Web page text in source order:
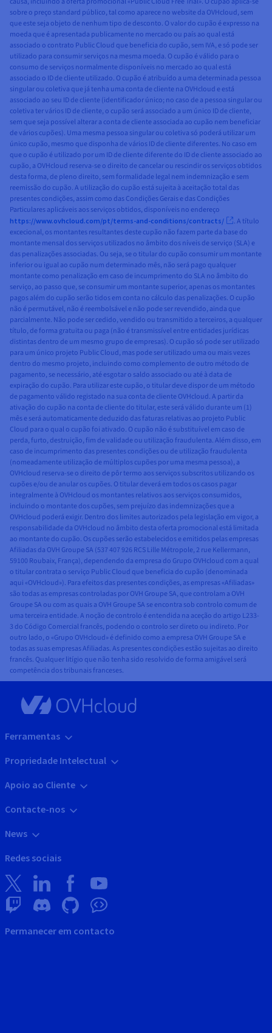
sobre o preço standard público, tal como aparece no website da OVHcloud, sem
que este seja objeto de nenhum tipo de desconto. O valor do cupão é expresso na
moeda que é apresentada publicamente no mercado ou país ao qual está
associado o contrato Public Cloud que beneficia do cupão, sem IVA, e só pode ser
utilizado para consumir serviços na mesma moeda. O cupão é válido para o
consumo de serviços normalmente disponíveis no mercado ao qual está
associado o ID de cliente utilizado. O cupão é atribuído a uma determinada pessoa
singular ou coletiva que já tenha uma conta de cliente na OVHcloud e está
associado ao seu ID de cliente (identificador único; no caso de a pessoa singular ou
coletiva ter vários ID de cliente, o cupão será associado a um único ID de cliente,
sem que seja possível alterar a conta de cliente associada ao cupão nem beneficiar
de vários cupões). Uma mesma pessoa singular ou coletiva só poderá utilizar um
único cupão, mesmo que disponha de vários ID de cliente diferentes. No caso em
que o cupão é utilizado por um ID de cliente diferente do ID de cliente associado ao
cupão, a OVHcloud reserva-se o direito de cancelar ou rescindir os serviços obtidos
desta forma, de pleno direito, sem formalidade legal nem indemnização e sem
reemissão do cupão. A utilização do cupão está sujeita à aceitação total das
presentes condições, assim como das Condições Gerais e das Condições
Particulares aplicáveis aos serviços obtidos, disponíveis no endereço
https://www.ovhcloud.com/pt/terms-and-conditions/contracts/
. A título
excecional, os montantes resultantes deste cupão não fazem parte da base do
montante mensal dos serviços utilizados no âmbito dos níveis de serviço (SLA) e
das penalizações associadas. Ou seja, se o titular do cupão consumir um montante
inferior ou igual ao cupão num determinado mês, não será pago qualquer
montante como penalização em caso de incumprimento do SLA no âmbito do
serviço, ao passo que, se consumir um montante superior, apenas os montantes
pagos além do cupão serão tidos em conta no cálculo das penalizações. O cupão
não é permutável, não é reembolsável e não pode ser revendido, ainda que
parcialmente. Não pode ser cedido, vendido ou transmitido a terceiros, a qualquer
título, de forma gratuita ou paga (não é transmissível entre entidades jurídicas
distintas dentro de um mesmo grupo de empresas). O cupão só pode ser utilizado
para um único projeto Public Cloud, mas pode ser utilizado uma ou mais vezes
dentro do mesmo projeto, incluindo como complemento de outro método de
pagamento, se necessário, até esgotar o saldo associado ou até à data de
expiração do cupão. Para utilizar este cupão, o titular deve dispor de um método
de pagamento válido registado na sua conta de cliente OVHcloud. A partir da
ativação do cupão na conta de cliente do titular, este será válido durante um (1)
mês e será automaticamente deduzido das faturas relativas ao projeto Public
Cloud para o qual o cupão foi ativado. O cupão não é substituível em caso de
perda, furto, destruição, fim de validade ou utilização fraudulenta. Além disso, em
caso de incumprimento das presentes condições ou de utilização fraudulenta
(nomeadamente utilização de múltiplos cupões por uma mesma pessoa), a
OVHcloud reserva-se o direito de pôr termo aos serviços subscritos utilizando os
cupões e/ou de anular os cupões. O titular deverá em todos os casos pagar
integralmente à OVHcloud os montantes relativos aos serviços consumidos,
incluindo o montante dos cupões, sem prejuízo das indemnizações que a
OVHcloud poderá exigir. Dentro dos limites autorizados pela legislação em vigor, a
responsabilidade da OVHcloud no âmbito desta oferta promocional está limitada
ao montante do cupão. Os cupões serão estabelecidos e emitidos pelas empresas
Afiliadas da OVH Groupe SA (537 407 926 RCS Lille Métropole, 2 rue Kellermann,
59100 Roubaix, França), dependendo da empresa do Grupo OVHcloud com a qual
o titular contrata o serviço Public Cloud que beneficia do cupão (denominada
aqui «OVHcloud»). Para efeitos das presentes condições, as empresas «Afiliadas»
são todas as empresas controladas por OVH Groupe SA, que controlam a OVH
Groupe SA ou com as quais a OVH Groupe SA se encontra sob controlo comum de
uma terceira entidade. A noção de controlo é entendida na aceção do artigo L233-
3 do Código Comercial francês, podendo o controlo ser direto ou indireto. Por
outro lado, o «Grupo OVHcloud» é definido como a empresa OVH Groupe SA e
todas as suas empresas Afiliadas. As presentes condições estão sujeitas ao direito
francês. Qualquer litígio que não tenha sido resolvido de forma amigável será
competência dos tribunais franceses.
Ferramentas
Propriedade Intelectual
Apoio ao Cliente
Contacte-nos
News
Redes sociais
Permanecer em contacto